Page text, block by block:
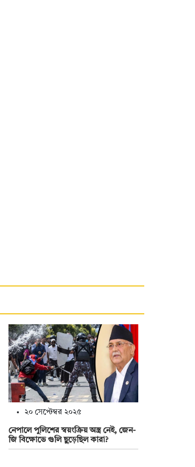
২০ সেপ্টেম্বর ২০২৫
নেপালে পুলিশের স্বয়ংক্রিয় অস্ত্র নেই, জেন-
জি বিক্ষোভে গুলি ছুড়েছিল কারা?